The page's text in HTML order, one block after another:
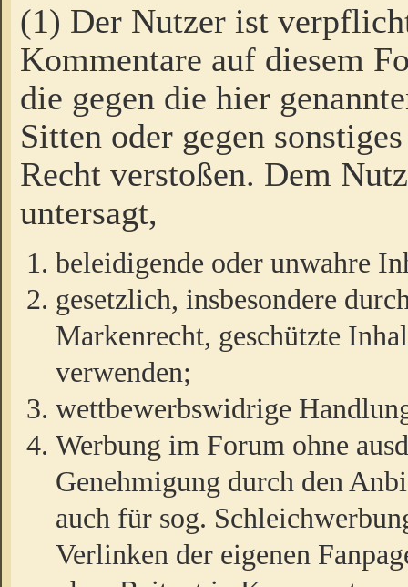
(1) Der Nutzer ist
Kommentare auf diesem
die gegen die hier
Sitten oder gegen
Recht verstoßen. Dem
untersagt,
beleidigende oder unwahre
gesetzlich, insbesondere
Markenrecht, geschützte
verwenden;
wettbewerbswidrige
Werbung im Forum ohne
Genehmigung durch den
auch für sog.
Verlinken der eigenen